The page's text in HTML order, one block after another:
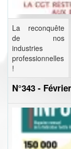
La reconquête
de nos
industries
professionnelles
!
N°343 -